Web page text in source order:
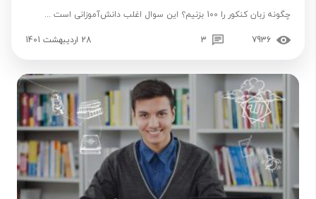
چگونه زبان کنکور را 100 بزنیم؟ این سوال اغلب دانش‌آموزانی است ...
7936
3 28 اردیبهشت 1401